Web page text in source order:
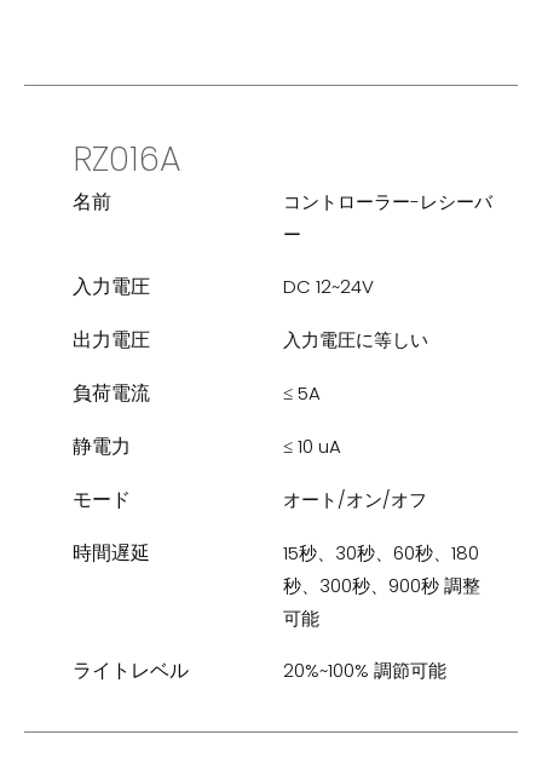
RZ016A
名前
コントローラー-レシーバ
ー
入力電圧 DC 12~24V
出力電圧 入力電圧に等しい
負荷電流 ≤ 5A
静電力 ≤ 10 uA
モード オート/オン/オフ
時間遅延
15秒、30秒、60秒、180
秒、300秒、900秒 調整
可能
ライトレベル 20%~100% 調節可能